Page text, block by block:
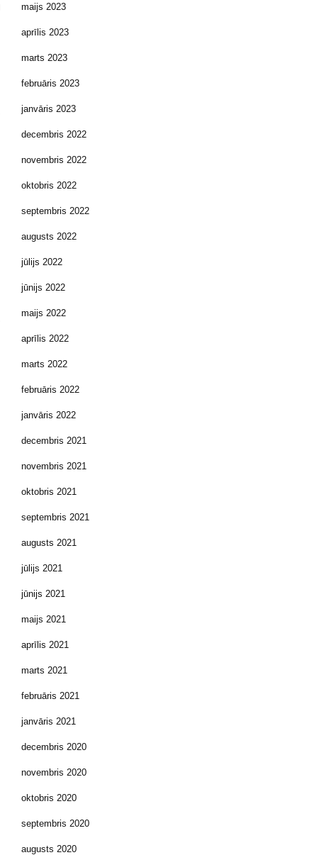
maijs 2023
aprīlis 2023
marts 2023
februāris 2023
janvāris 2023
decembris 2022
novembris 2022
oktobris 2022
septembris 2022
augusts 2022
jūlijs 2022
jūnijs 2022
maijs 2022
aprīlis 2022
marts 2022
februāris 2022
janvāris 2022
decembris 2021
novembris 2021
oktobris 2021
septembris 2021
augusts 2021
jūlijs 2021
jūnijs 2021
maijs 2021
aprīlis 2021
marts 2021
februāris 2021
janvāris 2021
decembris 2020
novembris 2020
oktobris 2020
septembris 2020
augusts 2020